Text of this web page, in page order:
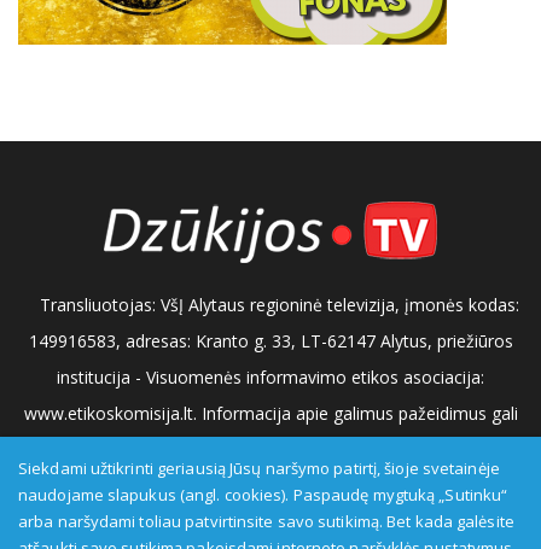
Transliuotojas: VšĮ Alytaus regioninė televizija, įmonės kodas:
149916583, adresas: Kranto g. 33, LT-62147 Alytus, priežiūros
institucija - Visuomenės informavimo etikos asociacija:
www.etikoskomisija.lt. Informacija apie galimus pažeidimus gali
arba Visuomenės informavimo etikos komisijai
(www.etikoskomisija.lt)
Tel/faks: 0 687 05056
Reklama:
Siekdami užtikrinti geriausią Jūsų naršymo patirtį, šioje svetainėje
naudojame slapukus (angl. cookies). Paspaudę mygtuką „Sutinku“
arba naršydami toliau patvirtinsite savo sutikimą. Bet kada galėsite